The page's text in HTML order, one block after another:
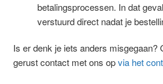
betalingsprocessen. In dat
verstuurd direct nadat je
Is er denk je iets anders misgegaan?
gerust contact met ons opvia het